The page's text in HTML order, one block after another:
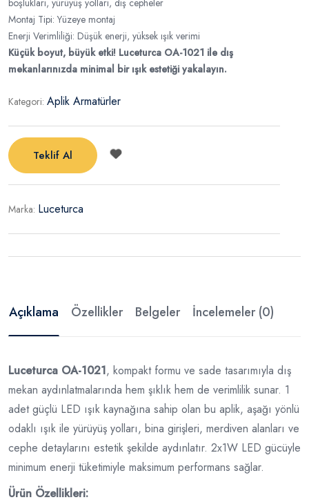
boşlukları, yürüyüş yolları, dış cepheler
Montaj Tipi: Yüzeye montaj
Enerji Verimliliği: Düşük enerji, yüksek ışık verimi
Küçük boyut, büyük etki! Luceturca OA-1021 ile dış
mekanlarınızda minimal bir ışık estetiği yakalayın.
Kategori: Aplik Armatürler
Teklif Al
Marka: Luceturca
Açıklama Özellikler Belgeler İncelemeler (0)
Luceturca OA-1021, kompakt formu ve sade tasarımıyla dış
mekan aydınlatmalarında hem şıklık hem de verimlilik sunar. 1
adet güçlü LED ışık kaynağına sahip olan bu aplik, aşağı yönlü
odaklı ışık ile yürüyüş yolları, bina girişleri, merdiven alanları ve
cephe detaylarını estetik şekilde aydınlatır. 2x1W LED gücüyle
minimum enerji tüketimiyle maksimum performans sağlar.
Ürün Özellikleri: